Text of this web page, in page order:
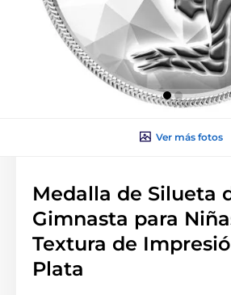
Ver más fotos
Medalla de Silueta
Gimnasta para
Textura de
Plata